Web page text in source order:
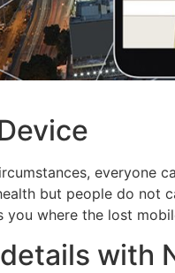
everyone
but people do not
where the lost
with